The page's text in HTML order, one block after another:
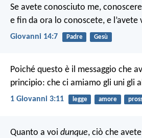
Se avete conosciuto me,
e fin da ora lo conoscete, e l’avete
Giovanni 14:7 Padre Gesù
Poiché questo è il messaggio che
principio: che ci amiamo gli uni gli
1 Giovanni 3:11 legge amore
Quanto a voi dunque, ciò che